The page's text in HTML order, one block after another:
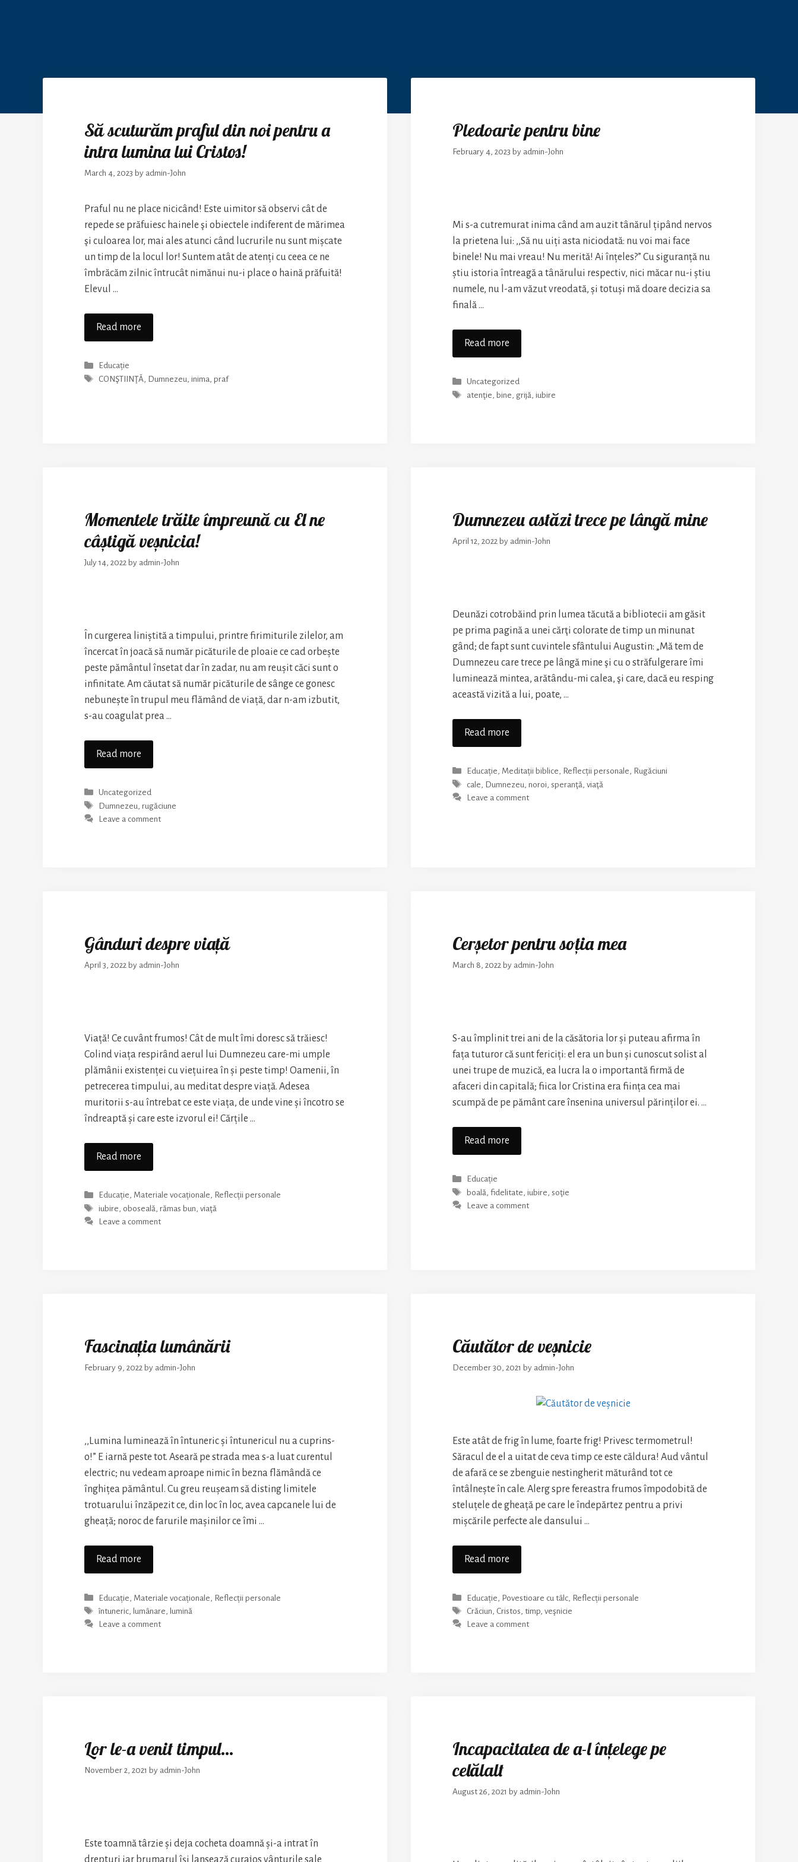
Să scuturăm praful din noi pentru a
intra lumina lui Cristos!
March 4, 2023 by admin-John
Praful nu ne place nicicând! Este uimitor să observi cât de
repede se prăfuiesc hainele şi obiectele indiferent de mărimea
şi culoarea lor, mai ales atunci când lucrurile nu sunt mișcate
un timp de la locul lor! Suntem atât de atenți cu ceea ce ne
îmbrăcăm zilnic întrucât nimănui nu-i place o haină prăfuită!
Elevul …
Read more
scuturăm
din
Categories
Educație
Tags
CONŞTIINŢĂ, Dumnezeu,inima,praf
Pledoarie pentru bine
February 4, 2023 by admin-John
Mi s-a cutremurat inima când am auzit tânărul țipând nervos
la prietena lui: ,,Să nu uiți asta niciodată: nu voi mai face
binele! Nu mai vreau! Nu merită! Ai înțeles?” Cu siguranță nu
știu istoria întreagă a tânărului respectiv, nici măcar nu-i știu
numele, nu l-am văzut vreodată, și totuși mă doare decizia sa
finală …
Read more
pentru
Categories
Uncategorized
Tags
atenţie, bine, grijă,iubire
Momentele trăite împreună cu El ne
câștigă veșnicia!
July 14, 2022 by admin-John
În curgerea liniștită a timpului, printre firimiturile zilelor, am
încercat în joacă să număr picăturile de ploaie ce cad orbește
peste pământul însetat dar în zadar, nu am reușit căci sunt o
infinitate. Am căutat să număr picăturile de sânge ce gonesc
nebunește în trupul meu flămând de viață, dar n-am izbutit,
s-au coagulat prea …
Read more
trăite
El
Categories
Uncategorized
Tags
Dumnezeu ,rugăciune
Leave a comment
Dumnezeu astăzi trece pe lângă mine
April 12, 2022 by admin-John
Deunăzi cotrobăind prin lumea tăcută a bibliotecii am găsit
pe prima pagină a unei cărţi colorate de timp un minunat
gând; de fapt sunt cuvintele sfântului Augustin: „Mă tem de
Dumnezeu care trece pe lângă mine şi cu o străfulgerare îmi
luminează mintea, arătându-mi calea, şi care, dacă eu resping
această vizită a lui, poate, …
Read more
astăzi
lângă
Categories
Educație, Meditații biblice, Reflecții personale, Rugăciuni
Tags
cale Dumnezeu ,noroi ,speranţă ,viaţă
Leave a comment
Gânduri despre viață
April 3, 2022 by admin-John
Viață! Ce cuvânt frumos! Cât de mult îmi doresc să trăiesc!
Colind viața respirând aerul lui Dumnezeu care-mi umple
plămânii existenței cu viețuirea în și peste timp! Oamenii, în
petrecerea timpului, au meditat despre viață. Adesea
muritorii s-au întrebat ce este viața, de unde vine și încotro se
îndreaptă și care este izvorul ei! Cărțile …
Read more
despre
Categories
Educație, Materiale vocaționale, Reflecții personale
Tags
iubire oboseală ,rămas bun ,viaţă
Leave a comment
Cerșetor pentru soția mea
March 8, 2022 by admin-John
S-au împlinit trei ani de la căsătoria lor și puteau afirma în
fața tuturor că sunt fericiți: el era un bun și cunoscut solist al
unei trupe de muzică, ea lucra la o importantă firmă de
afaceri din capitală; fiica lor Cristina era ființa cea mai
scumpă de pe pământ care însenina universul părinților ei. …
Read more
pentru
mea
Categories
Educație
Tags
boală ,fidelitate ,iubire ,soţie
Leave a comment
Fascinația lumânării
February 9, 2022 by admin-John
,,Lumina luminează în întuneric și întunericul nu a cuprins-
o!” E iarnă peste tot. Aseară pe strada mea s-a luat curentul
electric; nu vedeam aproape nimic în bezna flămândă ce
înghițea pământul. Cu greu reușeam să disting limitele
trotuarului înzăpezit ce, din loc în loc, avea capcanele lui de
gheață; noroc de farurile mașinilor ce îmi …
Read more
lumânării
Categories
Educație Materiale vocaționale
Reflecții personale
Tags
întuneric, lumânare, lumină
Leave a comment
Căutător de veșnicie
December 30, 2021 by admin-John
Este atât de frig în lume, foarte frig! Privesc termometrul!
Săracul de el a uitat de ceva timp ce este căldura! Aud vântul
de afară ce se zbenguie nestingherit măturând tot ce
întâlnește în cale. Alerg spre fereastra frumos împodobită de
steluțele de gheață pe care le îndepărtez pentru a privi
mișcările perfecte ale dansului …
Read more
de
Categories
Educație Povestioare cu tâlc
Reflecții personale
Tags
Crăciun, Cristos, timp,veşnicie
Leave a comment
Lor le-a venit timpul…
November 2, 2021 by admin-John
Este toamnă târzie și deja cocheta doamnă și-a intrat în
drepturi iar brumarul își lansează curajos vânturile sale
Incapacitatea de a-l înțelege pe
celălalt
August 26, 2021 by admin-John